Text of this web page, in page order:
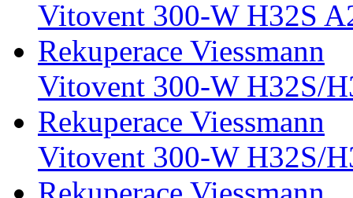
Vitovent 300-W H32S
Rekuperace Viessmann
Vitovent 300-W H32S/
Rekuperace Viessmann
Vitovent 300-W H32S/